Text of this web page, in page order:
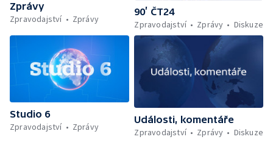
Zprávy
Zpravodajství
Zprávy
90’ ČT24
Zpravodajství
Zprávy Diskuze
Studio 6
Zpravodajství
Zprávy
Události, komentáře
Zpravodajství
Zprávy Diskuze